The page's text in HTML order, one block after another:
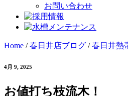
お問い合わせ
Home /春日井店ブログ /春日井熱
4月 9, 2025
お値打ち枝流木！